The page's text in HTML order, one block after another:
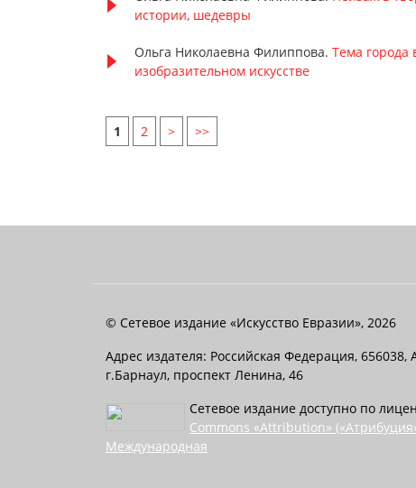
истории, шедевры
Ольга Николаевна Филиппова. Тема города
изобразительном искусстве
1 2 > >>
© Сетевое издание «Искусство Евразии», 2026
Адрес издателя: Российская Федерация, 656038,
г.Барнаул, проспект Ленина, 46
Сетевое издание доступно по
Commons «Attribution»
Международная